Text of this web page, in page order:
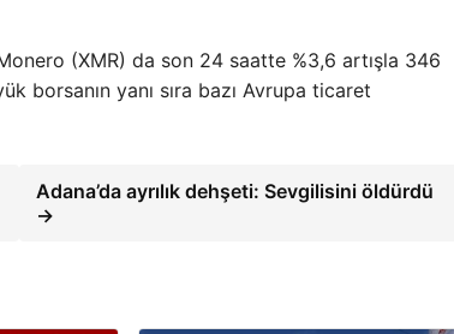
(XMR) da son 24 saatte %3,6 artışla 346
borsanın yanı sıra bazı Avrupa ticaret
Adana’da ayrılık dehşeti: Sevgilisini öldürdü
→